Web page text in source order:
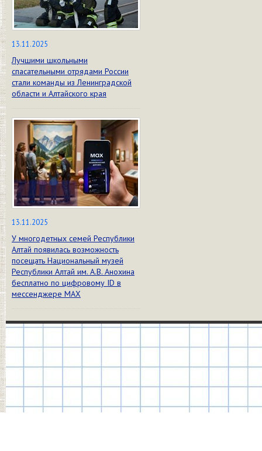
13.11.2025
Лучшими школьными
спасательными отрядами России
стали команды из Ленинградской
области и Алтайского края
13.11.2025
У многодетных семей Республики
Алтай появилась возможность
посещать Национальный музей
Республики Алтай им. А.В. Анохина
бесплатно по цифровому ID в
мессенджере МАХ